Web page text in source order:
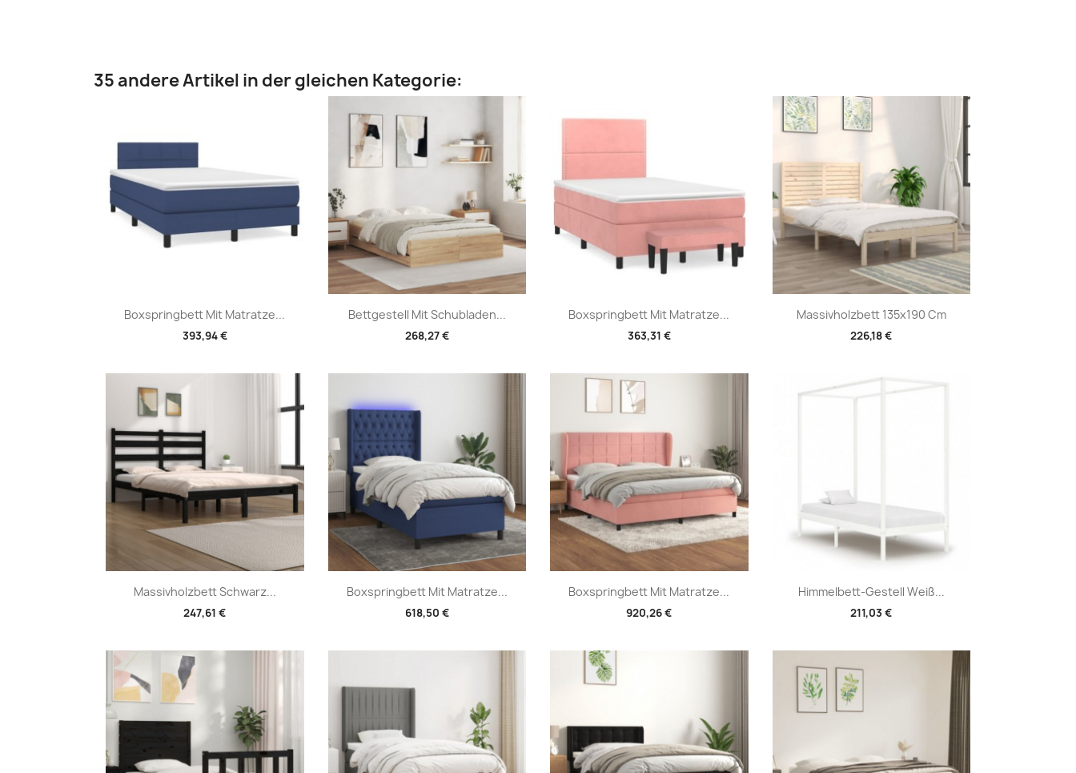
35 andere Artikel in der gleichen Kategorie:
Boxspringbett Mit Matratze...
393,94 €
Vorschau Bettgestell Mit Schubladen...
268,27 €
Vorschau Boxspringbett Mit Matratze...
363,31 €
Vorschau Massivholzbett 135x190 Cm
226,18 €
Vorschau
Massivholzbett Schwarz...
247,61 €
Vorschau Boxspringbett Mit Matratze...
618,50 €
Vorschau Boxspringbett Mit Matratze...
920,26 €
Vorschau Himmelbett-Gestell Weiß...
211,03 €
Vorschau